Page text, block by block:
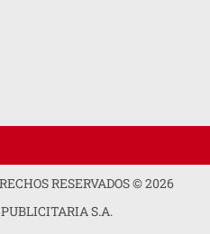
RESERVADOS ©2026
S.A.